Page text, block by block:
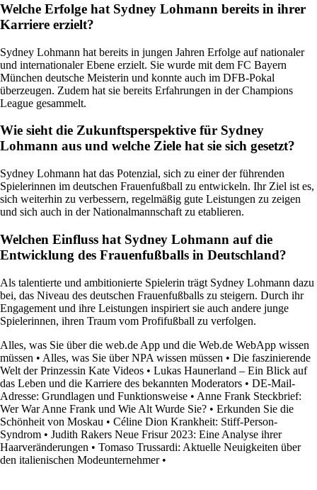
Welche Erfolge hat Sydney Lohmann bereits in ihrer
Karriere erzielt?
Sydney Lohmann hat bereits in jungen Jahren Erfolge auf nationaler
und internationaler Ebene erzielt. Sie wurde mit dem FC Bayern
München deutsche Meisterin und konnte auch im DFB-Pokal
überzeugen. Zudem hat sie bereits Erfahrungen in der Champions
League gesammelt.
Wie sieht die Zukunftsperspektive für Sydney
Lohmann aus und welche Ziele hat sie sich gesetzt?
Sydney Lohmann hat das Potenzial, sich zu einer der führenden
Spielerinnen im deutschen Frauenfußball zu entwickeln. Ihr Ziel ist es,
sich weiterhin zu verbessern, regelmäßig gute Leistungen zu zeigen
und sich auch in der Nationalmannschaft zu etablieren.
Welchen Einfluss hat Sydney Lohmann auf die
Entwicklung des Frauenfußballs in Deutschland?
Als talentierte und ambitionierte Spielerin trägt Sydney Lohmann dazu
bei, das Niveau des deutschen Frauenfußballs zu steigern. Durch ihr
Engagement und ihre Leistungen inspiriert sie auch andere junge
Spielerinnen, ihren Traum vom Profifußball zu verfolgen.
Alles, was Sie über die web.de App und die Web.de WebApp wissen
müssen • Alles, was Sie über NPA wissen müssen • Die faszinierende
Welt der Prinzessin Kate Videos • Lukas Haunerland – Ein Blick auf
das Leben und die Karriere des bekannten Moderators • DE-Mail-
Adresse: Grundlagen und Funktionsweise • Anne Frank Steckbrief:
Wer War Anne Frank und Wie Alt Wurde Sie? • Erkunden Sie die
Schönheit von Moskau • Céline Dion Krankheit: Stiff-Person-
Syndrom • Judith Rakers Neue Frisur 2023: Eine Analyse ihrer
Haarveränderungen • Tomaso Trussardi: Aktuelle Neuigkeiten über
den italienischen Modeunternehmer•